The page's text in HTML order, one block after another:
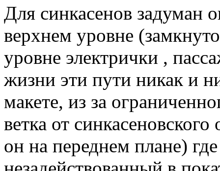
Для синкасенов задуман
верхнем уровне
уровне электрички ,
жизни эти пути никак и
макете, из за
ветка от
он на переднем плане)